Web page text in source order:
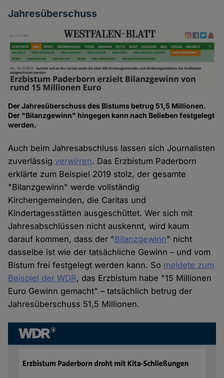
Jahresüberschuss
Der Jahresüberschuss des Bistums betrug 51,5 Millionen.
Der "Bilanzgewinn" hingegen kann nach Belieben festgelegt
werden.
Auch beim Jahresabschluss lassen sich Journalisten
zuverlässigverwirren. Das Erzbistum Paderborn
erklärte zum Beispiel 2019 stolz, der gesamte
"Bilanzgewinn" werde vollständig
Kirchengemeinden, die Caritas und
Kindertagesstätten ausgeschüttet. Wer sich mit
Jahresabschlüssen nicht auskennt, wird kaum
darauf kommen, dass der "Bilanzgewinn" nicht
dasselbe ist wie der tatsächliche Gewinn – und vom
Bistum frei festgelegt werden kann. So meldete zum
Beispiel der WDR, das Erzbistum habe "15 Millionen
Euro Gewinn gemacht" – tatsächlich betrug der
Jahresüberschuss 51,5 Millionen.